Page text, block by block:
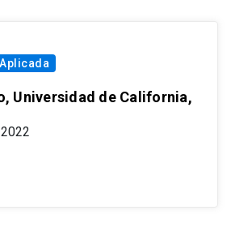
Universidad de California,